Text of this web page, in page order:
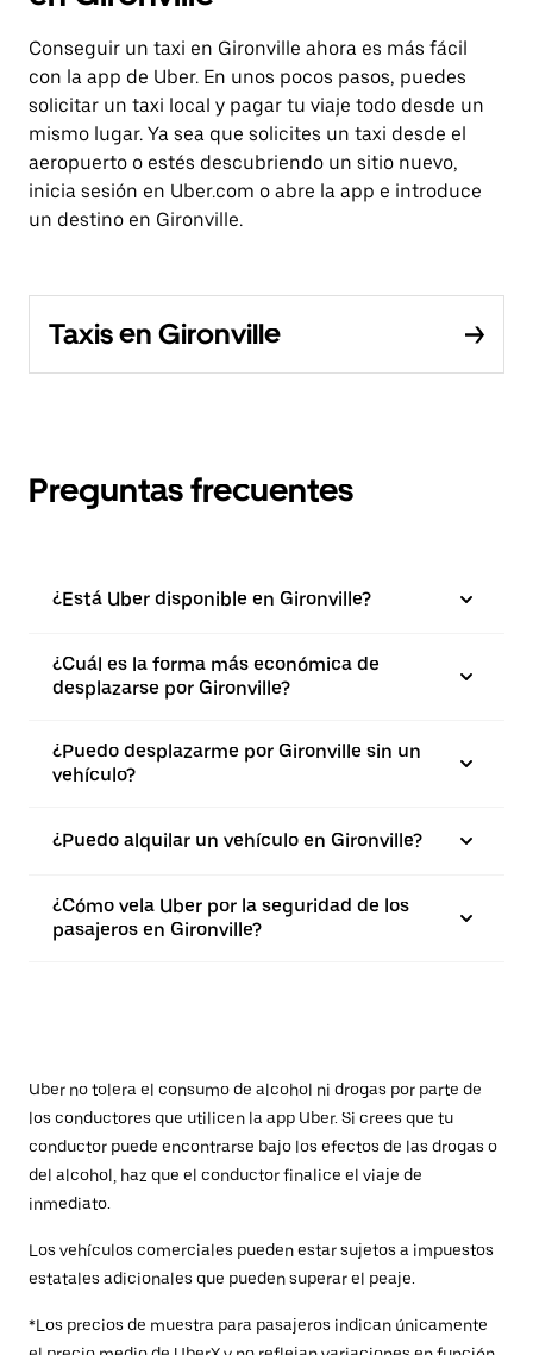
Conseguir un taxi en Gironville ahora es más fácil
con la app de Uber. En unos pocos pasos, puedes
solicitar un taxi local y pagar tu viaje todo desde un
mismo lugar. Ya sea que solicites un taxi desde el
aeropuerto o estés descubriendo un sitio nuevo,
inicia sesión en Uber.com o abre la app e introduce
un destino en Gironville.
Taxis en Gironville
Preguntas frecuentes
¿Está Uber disponible en Gironville?
¿Cuál es la forma más económica de
desplazarse por Gironville?
¿Puedo desplazarme por Gironville sin un
vehículo?
¿Puedo alquilar un vehículo en Gironville?
¿Cómo vela Uber por la seguridad de los
pasajeros en Gironville?
Uber no tolera el consumo de alcohol ni drogas por parte de
los conductores que utilicen la app Uber. Si crees que tu
conductor puede encontrarse bajo los efectos de las drogas o
del alcohol, haz que el conductor finalice el viaje de
inmediato.
Los vehículos comerciales pueden estar sujetos a impuestos
estatales adicionales que pueden superar el peaje.
*Los precios de muestra para pasajeros indican únicamente